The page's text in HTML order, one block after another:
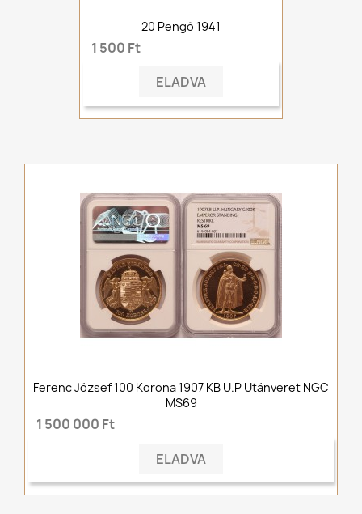
20 Pengő 1941
1 500 Ft
ELADVA
Ferenc József 100 Korona 1907 KB U.P Utánveret NGC
MS69
1 500 000 Ft
ELADVA